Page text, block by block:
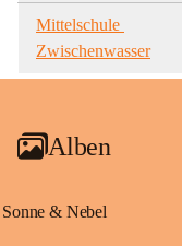
Mittelschule
Zwischenwasser
Alben
Sonne & Nebel